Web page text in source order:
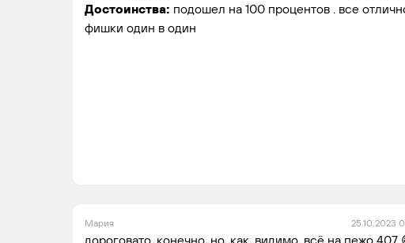
Достоинства: подошел на 100 процентов . все
фишки один в один
Мария 25.10.2023
дороговато, конечно. но, как, видимо, всё на пежо 407